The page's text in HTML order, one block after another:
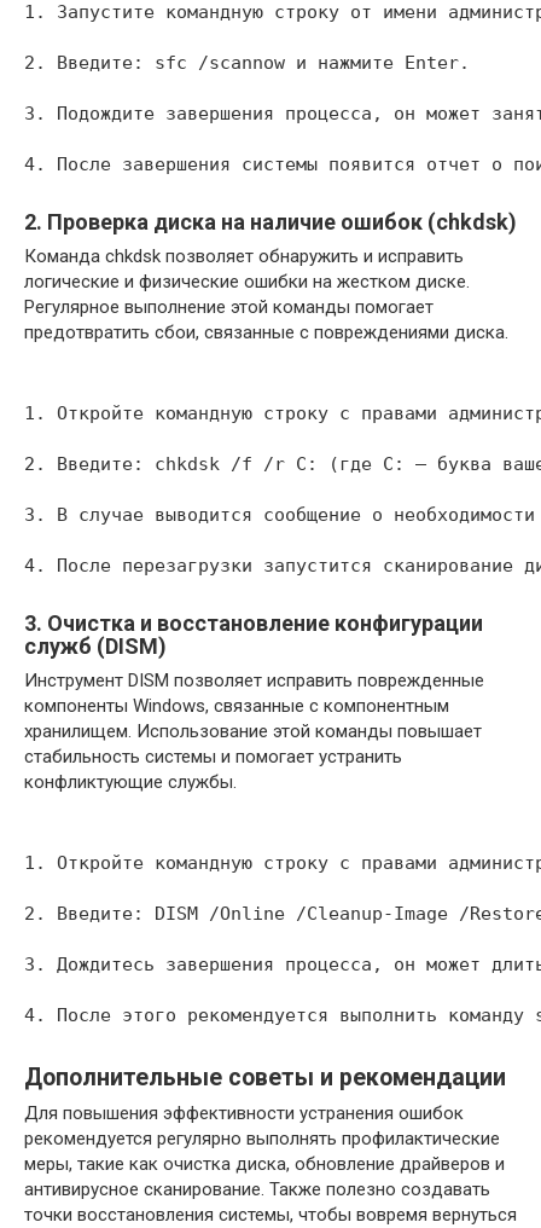
1. Запустите командную строку от имени
2. Введите: sfc /scannow и нажмите Enter.
3. Подождите завершения процесса, он может
4. После завершения системы появится отчет о
2. Проверка диска на наличие ошибок (chkdsk)
Команда chkdsk позволяет обнаружить и исправить
логические и физические ошибки на жестком диске.
Регулярное выполнение этой команды помогает
предотвратить сбои, связанные с повреждениями диска.
1. Откройте командную строку с правами
2. Введите: chkdsk /f /r C: (где C: — буква
3. В случае выводится сообщение о
4. После перезагрузки запустится сканирование
3. Очистка и восстановление конфигурации
служб (DISM)
Инструмент DISM позволяет исправить поврежденные
компоненты Windows, связанные с компонентным
хранилищем. Использование этой команды повышает
стабильность системы и помогает устранить
конфликтующие службы.
1. Откройте командную строку с правами
2. Введите: DISM /Online /Cleanup-Image /
3. Дождитесь завершения процесса, он может
4. После этого рекомендуется выполнить
Дополнительные советы и рекомендации
Для повышения эффективности устранения ошибок
рекомендуется регулярно выполнять профилактические
меры, такие как очистка диска, обновление драйверов и
антивирусное сканирование. Также полезно создавать
точки восстановления системы, чтобы вовремя вернуться